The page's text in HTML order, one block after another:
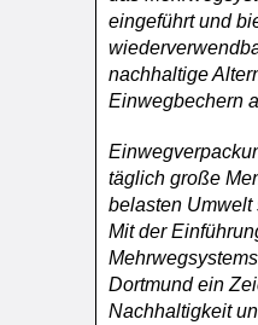
eingeführt und
nachhaltige
Einwegbechern
täglich große
belasten Umwelt
Mit der
Dortmund ein
Nachhaltigkeit